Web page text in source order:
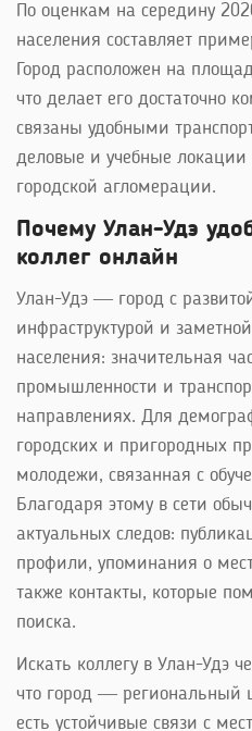
По оценкам на середину
населения составляет
Город расположен на
что делает его достаточно
связаны удобными
деловые и учебные локации
городской агломерации.
Почему Улан-Удэ
коллег онлайн
Улан-Удэ — город с
инфраструктурой и
населения: значительная
промышленности и
направлениях. Для
городских и пригородных
молодежи, связанная с
Благодаря этому в сети
актуальных следов:
профили, упоминания о
также контакты, которые
поиска.
Искать коллегу в Улан-Удэ
что город — региональный
есть устойчивые связи с